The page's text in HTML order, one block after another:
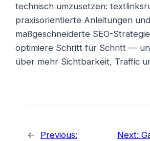
technisch umzusetzen:
praxisorientierte Anleitungen und
maßgeschneiderte SEO-
optimiere Schritt für Schritt —
über mehr Sichtbarkeit, Traffic
←
Previous:
Next: